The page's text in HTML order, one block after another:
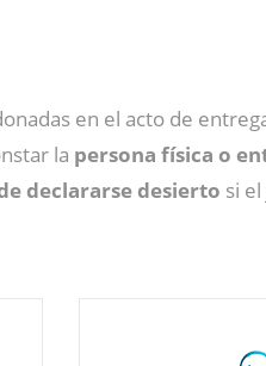
en el acto de
la persona física o
declararse desierto si